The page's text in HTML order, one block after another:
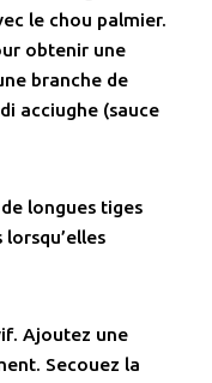
le chou palmier.
obtenir une
branche de
acciughe (sauce
longues tiges
Ajoutez une
Secouez la